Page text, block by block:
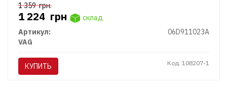
1 359грн.
1 224 грн
склад
Артикул:
06D911023A
VAG
КУПИТЬ Код: 108207-1